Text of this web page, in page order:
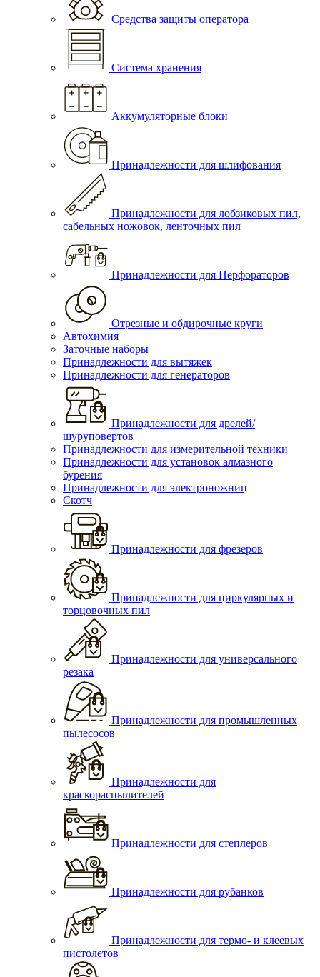
Средства защиты оператора
Система хранения
Аккумуляторные блоки
Принадлежности для шлифования
Принадлежности для лобзиковых пил,
сабельных ножовок, ленточных пил
Принадлежности для Перфораторов
Отрезные и обдирочные круги
Автохимия
Заточные наборы
Принадлежности для вытяжек
Принадлежности для генераторов
Принадлежности для дрелей/
шуруповертов
Принадлежности для измерительной техники
Принадлежности для установок алмазного
бурения
Принадлежности для электроножниц
Скотч
Принадлежности для фрезеров
Принадлежности для циркулярных и
торцовочных пил
Принадлежности для универсального
резака
Принадлежности для промышленных
пылесосов
Принадлежности для
краскораспылителей
Принадлежности для степлеров
Принадлежности для рубанков
Принадлежности для термо- и клеевых
пистолетов